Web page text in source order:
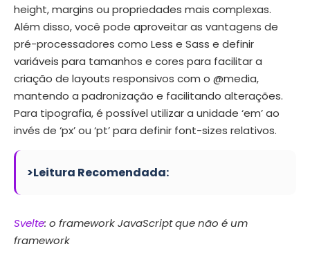
height, margins ou propriedades mais complexas.
Além disso, você pode aproveitar as vantagens de
pré-processadores como Less e Sass e definir
variáveis para tamanhos e cores para facilitar a
criação de layouts responsivos com o @media,
mantendo a padronização e facilitando alterações.
Para tipografia, é possível utilizar a unidade ‘em’ ao
invés de ‘px’ ou ‘pt’ para definir font-sizes relativos.
>Leitura Recomendada:
Svelte: o framework JavaScript que não é um
framework